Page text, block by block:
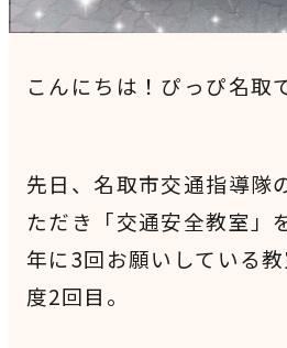
こんにちは！ぴっぴ名取
先日、名取市交通指導隊
ただき「交通安全教室」
年に3回お願いしている
度2回目。